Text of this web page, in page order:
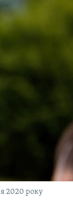
2020 року